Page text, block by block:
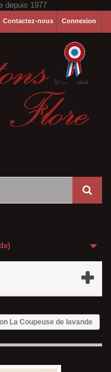
Connexion
Contactez-nous
La Coupeuse de lavande